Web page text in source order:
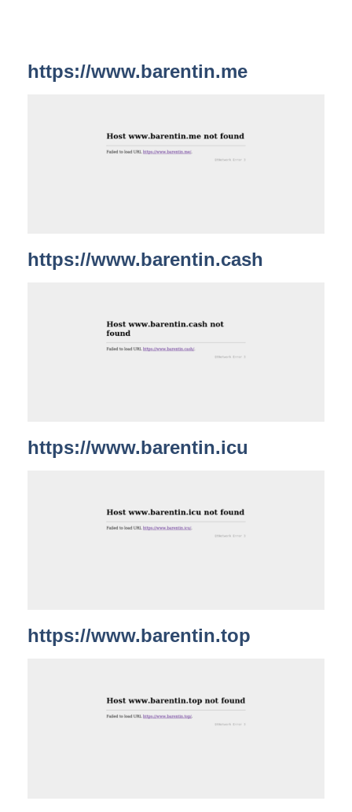
https://www.barentin.me
https://www.barentin.cash
https://www.barentin.icu
https://www.barentin.top